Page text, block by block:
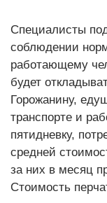
Специалисты
соблюдении
работающему
будет
Горожанину,
транспорте и
пятидневку,
средней
за них в месяц
Стоимость